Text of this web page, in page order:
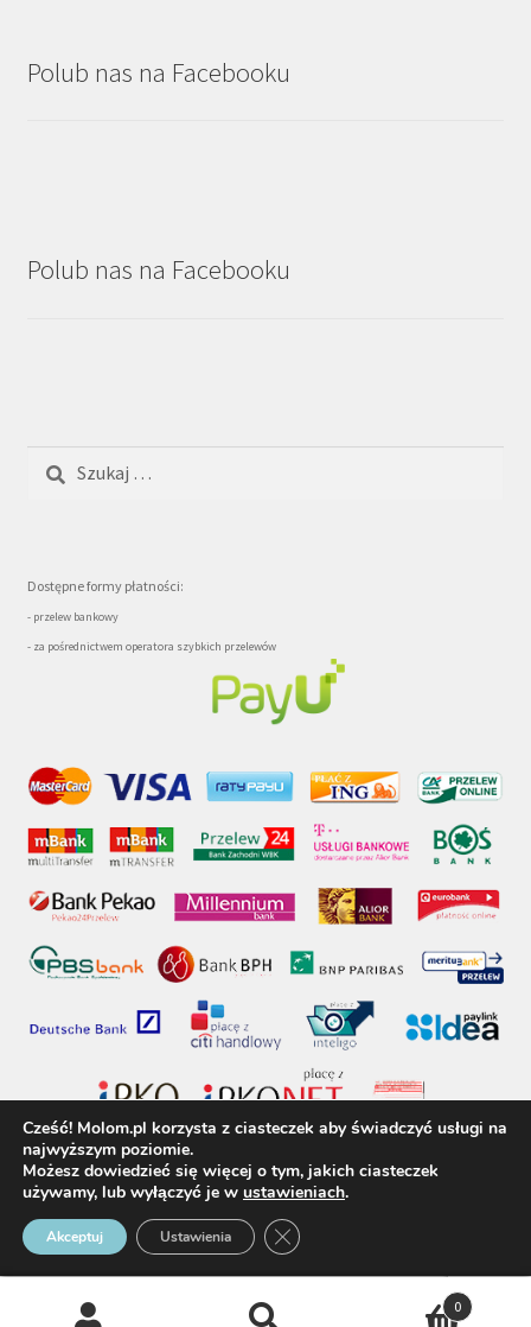
Polub nas na Facebooku
Polub nas na Facebooku
Dostępne formy płatności:
- przelew bankowy
- za pośrednictwem operatora szybkich przelewów
molom.pl © 2017 - Wszelkie prawa zastrzeżone
0
Cześć! Molom.pl korzysta z ciasteczek aby świadczyć usługi na
najwyższym poziomie.
Możesz dowiedzieć się więcej o tym, jakich ciasteczek
używamy, lub wyłączyć je w ustawieniach.
Akceptuj Ustawienia Zamknij panel powiadomień o